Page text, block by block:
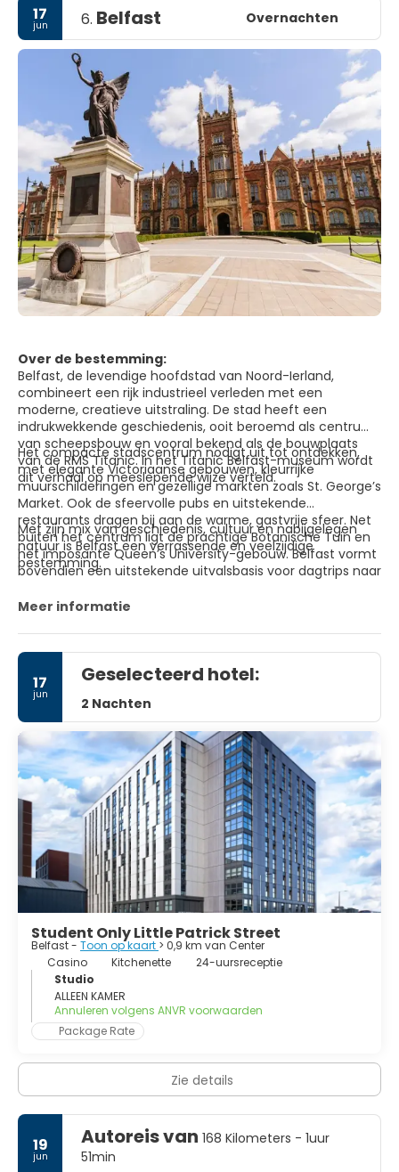
17
jun 6. Belfast Overnachten
Over de bestemming:
Belfast, de levendige hoofdstad van Noord-Ierland,
combineert een rijk industrieel verleden met een
moderne, creatieve uitstraling. De stad heeft een
indrukwekkende geschiedenis, ooit beroemd als centrum
van scheepsbouw en vooral bekend als de bouwplaats
van de RMS Titanic. In het Titanic Belfast-museum wordt
dit verhaal op meeslepende wijze verteld.
Het compacte stadscentrum nodigt uit tot ontdekken,
met elegante Victoriaanse gebouwen, kleurrijke
muurschilderingen en gezellige markten zoals St. George’s
Market. Ook de sfeervolle pubs en uitstekende
restaurants dragen bij aan de warme, gastvrije sfeer. Net
buiten het centrum ligt de prachtige Botanische Tuin en
het imposante Queen’s University-gebouw. Belfast vormt
bovendien een uitstekende uitvalsbasis voor dagtrips naar
Met zijn mix van geschiedenis, cultuur en nabijgelegen
natuur is Belfast een verrassende en veelzijdige
bestemming.
Meer informatie
17
jun
Geselecteerd hotel:
2 Nachten
Student Only Little Patrick Street
Belfast - Toon op kaart > 0,9 km van Center
Casino
Kitchenette
24-uursreceptie
Studio
ALLEEN KAMER
Annuleren volgens ANVR voorwaarden
Package Rate
Zie details
19
jun
Autoreis van 168 Kilometers - 1uur
51min